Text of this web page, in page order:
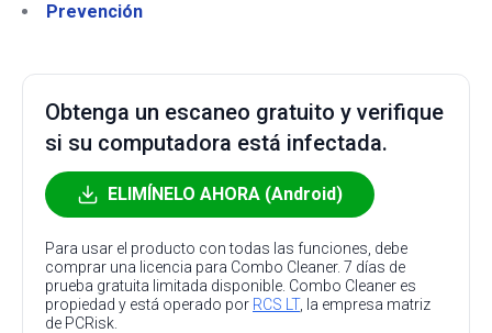
Prevención
Obtenga un escaneo gratuito y verifique
si su computadora está infectada.
ELIMÍNELO AHORA (Android)
Para usar el producto con todas las funciones, debe
comprar una licencia para Combo Cleaner. 7 días de
prueba gratuita limitada disponible. Combo Cleaner es
propiedad y está operado por RCS LT, la empresa matriz
de PCRisk.